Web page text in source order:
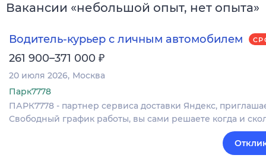
Вакансии «небольшой опыт, нет опыта»
Водитель-курьер с личным автомобилем
261 900–371 000 ₽
20 июля 2026 Москва
Парк7778
ПАРК7778 - партнер сервиса доставки Яндекс,
Свободный график работы, вы сами решаете когда и